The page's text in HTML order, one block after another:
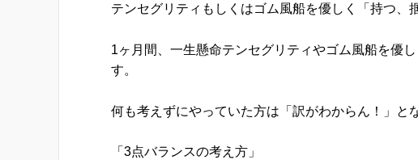
テンセグリティもしくはゴム風船を優しく「持つ、
1ヶ月間、一生懸命テンセグリティやゴム風船を優
す。
何も考えずにやっていた方は「訳がわからん！」と
「3点バランスの考え方」